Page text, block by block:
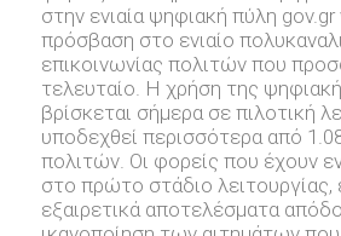
στην ενιαία ψηφιακή πύλη
πρόσβαση στο ενιαίο
επικοινωνίας πολιτών που
τελευταίο. Η χρήση της
βρίσκεται σήμερα σε πιλοτική
υποδεχθεί περισσότερα από
πολιτών. Οι φορείς που έχουν
στο πρώτο στάδιο λειτουργίας,
εξαιρετικά αποτελέσματα